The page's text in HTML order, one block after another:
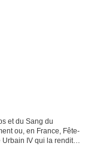
et du Sang du
ou, en France, Fête-
Urbain IV qui la rendit